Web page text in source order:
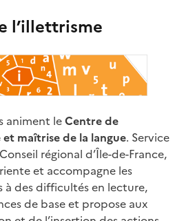
l’illettrisme
animent leCentre de
maîtrise de la langue. Service
régional d’Île-de-France,
et accompagne les
des difficultés en lecture,
de base et propose aux